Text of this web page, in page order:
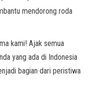
mendorong roda
kami! Ajak semua
yang ada di Indonesia
bagian dari peristiwa